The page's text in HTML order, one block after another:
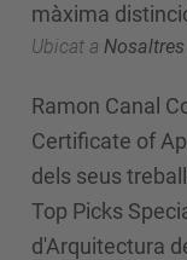
màxima
Ubicat a Nosaltres
Ramon Canal
Certificate of
dels seus
Top Picks
d'Arquitectura